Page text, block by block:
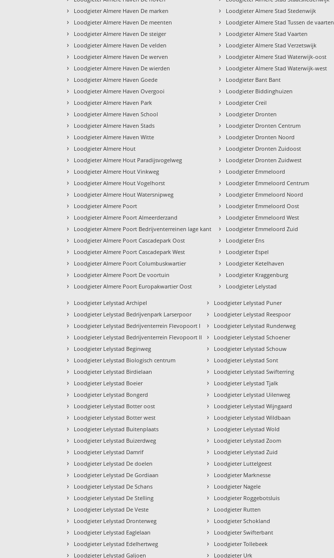
› Loodgieter Almere Haven De marken
› Loodgieter Almere Haven De meenten
› Loodgieter Almere Haven De steiger
› Loodgieter Almere Haven De velden
› Loodgieter Almere Haven De werven
› Loodgieter Almere Haven De wierden
› Loodgieter Almere Haven Goede
› Loodgieter Almere Haven Overgooi
› Loodgieter Almere Haven Park
› Loodgieter Almere Haven School
› Loodgieter Almere Haven Stads
› Loodgieter Almere Haven Witte
› Loodgieter Almere Hout
› Loodgieter Almere Hout Paradijsvogelweg
› Loodgieter Almere Hout Vinkweg
› Loodgieter Almere Hout Vogelhorst
› Loodgieter Almere Hout Watersnipweg
› Loodgieter Almere Poort
› Loodgieter Almere Poort Almeerderzand
› Loodgieter Almere Poort Bedrijventerreinen lage kant
› Loodgieter Almere Poort Cascadepark Oost
› Loodgieter Almere Poort Cascadepark West
› Loodgieter Almere Poort Columbuskwartier
› Loodgieter Almere Poort De voortuin
› Loodgieter Almere Poort Europakwartier Oost
› Loodgieter Almere Stad Stedenwijk
› Loodgieter Almere Stad Tussen de vaarten
› Loodgieter Almere Stad Vaarten
› Loodgieter Almere Stad Verzetswijk
› Loodgieter Almere Stad Waterwijk-oost
› Loodgieter Almere Stad Waterwijk-west
› Loodgieter Bant Bant
› Loodgieter Biddinghuizen
› Loodgieter Creil
› Loodgieter Dronten
› Loodgieter Dronten Centrum
› Loodgieter Dronten Noord
› Loodgieter Dronten Zuidoost
› Loodgieter Dronten Zuidwest
› Loodgieter Emmeloord
› Loodgieter Emmeloord Centrum
› Loodgieter Emmeloord Noord
› Loodgieter Emmeloord Oost
› Loodgieter Emmeloord West
› Loodgieter Emmeloord Zuid
› Loodgieter Ens
› Loodgieter Espel
› Loodgieter Ketelhaven
› Loodgieter Kraggenburg
› Loodgieter Lelystad
› Loodgieter Lelystad Archipel
› Loodgieter Lelystad Bedrijvenpark Larserpoor
› Loodgieter Lelystad Bedrijventerrein Flevopoort I
› Loodgieter Lelystad Bedrijventerrein Flevopoort II
› Loodgieter Lelystad Beginweg
› Loodgieter Lelystad Biologisch centrum
› Loodgieter Lelystad Birdielaan
› Loodgieter Lelystad Boeier
› Loodgieter Lelystad Bongerd
› Loodgieter Lelystad Botter oost
› Loodgieter Lelystad Botter west
› Loodgieter Lelystad Buitenplaats
› Loodgieter Lelystad Buizerdweg
› Loodgieter Lelystad Damrif
› Loodgieter Lelystad De doelen
› Loodgieter Lelystad De Gordiaan
› Loodgieter Lelystad De Schans
› Loodgieter Lelystad De Stelling
› Loodgieter Lelystad De Veste
› Loodgieter Lelystad Dronterweg
› Loodgieter Lelystad Eaglelaan
› Loodgieter Lelystad Edelhertweg
› Loodgieter Lelystad Galjoen
› Loodgieter Lelystad Puner
› Loodgieter Lelystad Reespoor
› Loodgieter Lelystad Runderweg
› Loodgieter Lelystad Schoener
› Loodgieter Lelystad Schouw
› Loodgieter Lelystad Sont
› Loodgieter Lelystad Swifterring
› Loodgieter Lelystad Tjalk
› Loodgieter Lelystad Uilenweg
› Loodgieter Lelystad Wijngaard
› Loodgieter Lelystad Wildbaan
› Loodgieter Lelystad Wold
› Loodgieter Lelystad Zoom
› Loodgieter Lelystad Zuid
› Loodgieter Luttelgeest
› Loodgieter Marknesse
› Loodgieter Nagele
› Loodgieter Roggebotsluis
› Loodgieter Rutten
› Loodgieter Schokland
› Loodgieter Swifterbant
› Loodgieter Tollebeek
› Loodgieter Urk